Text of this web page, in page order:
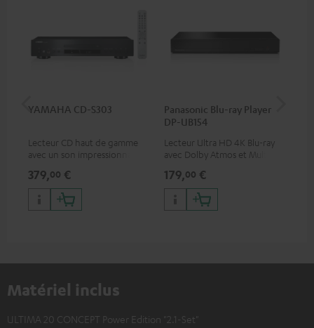
YAMAHA CD-S303
Lecteur CD haut de gamme
avec un son impressionnant
379,00 €
Panasonic Blu-ray Player
DP-UB154
Lecteur Ultra HD 4K Blu-ray
avec Dolby Atmos et Multi
qualité d’image incroyable et
des couleurs contrastées
179,00 €
Matériel inclus
ULTIMA 20 CONCEPT Power Edition "2.1-Set"